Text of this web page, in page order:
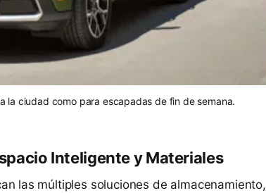
la ciudad como para escapadas de fin de semana.
Inteligente y Materiales
las múltiples soluciones de almacenamiento,